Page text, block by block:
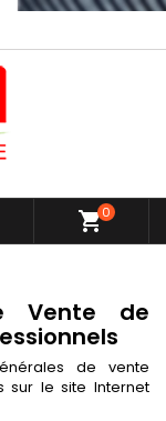
shopping_cart0
Vente de
de vente
sur le site Internet